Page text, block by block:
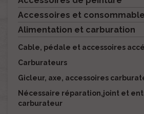
Accessoires et
Alimentation et carburation
Cable, pédale et accessoires
Carburateurs
Gicleur, axe, accessoires
Nécessaire réparation,joint et
carburateur